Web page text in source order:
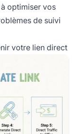
optimiser vos
de suivi
votre lien direct